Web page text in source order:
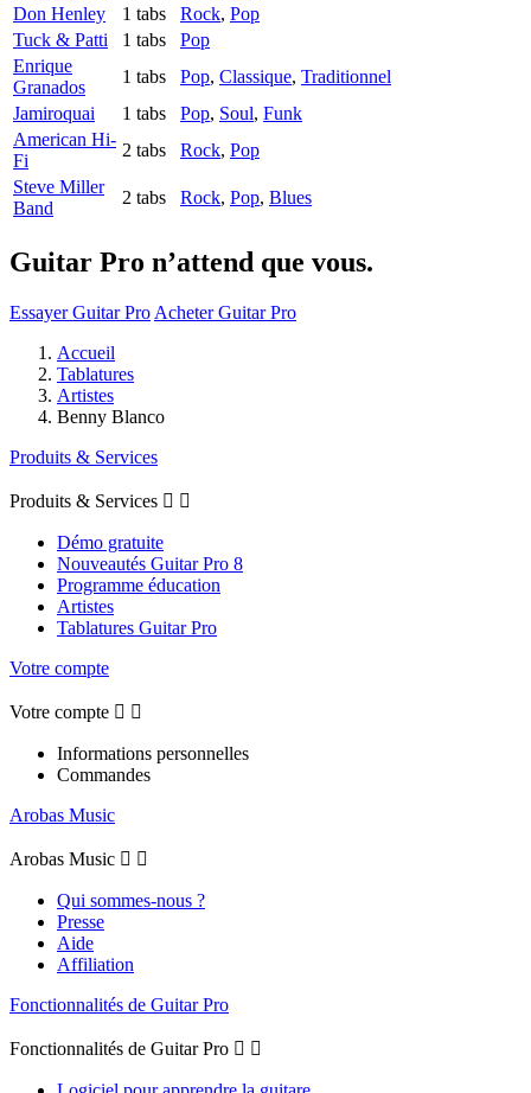
Don Henley
1 tabs Rock, Pop
Tuck & Patti
1 tabs
Pop
Enrique
Granados
1 tabs Pop, Classique, Traditionnel
Jamiroquai
1 tabs Pop, Soul, Funk
American Hi-
Fi
2 tabs Rock, Pop
Steve Miller
Band
2 tabs Rock, Pop, Blues
Guitar Pro n’attend que vous.
Essayer Guitar Pro Acheter Guitar Pro
Accueil
Tablatures
Artistes
Benny Blanco
Produits & Services
Produits & Services  
Démo gratuite
Nouveautés Guitar Pro 8
Programme éducation
Artistes
Tablatures Guitar Pro
Votre compte
Votre compte  
Informations personnelles
Commandes
Arobas Music
Arobas Music  
Qui sommes-nous ?
Presse
Aide
Affiliation
Fonctionnalités de Guitar Pro
Fonctionnalités de Guitar Pro  